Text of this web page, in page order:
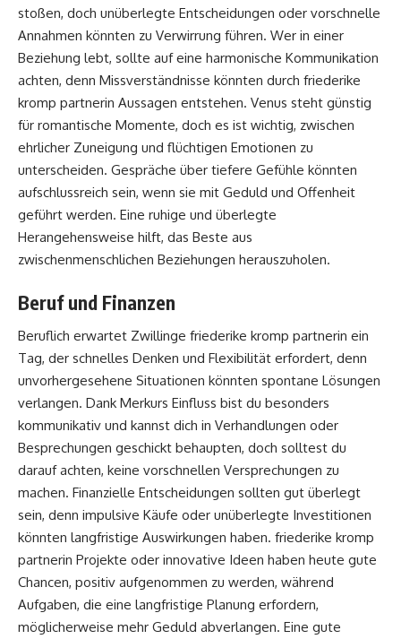
stoßen, doch unüberlegte Entscheidungen oder vorschnelle
Annahmen könnten zu Verwirrung führen. Wer in einer
Beziehung lebt, sollte auf eine harmonische Kommunikation
achten, denn Missverständnisse könnten durch friederike
kromp partnerin Aussagen entstehen. Venus steht günstig
für romantische Momente, doch es ist wichtig, zwischen
ehrlicher Zuneigung und flüchtigen Emotionen zu
unterscheiden. Gespräche über tiefere Gefühle könnten
aufschlussreich sein, wenn sie mit Geduld und Offenheit
geführt werden. Eine ruhige und überlegte
Herangehensweise hilft, das Beste aus
zwischenmenschlichen Beziehungen herauszuholen.
Beruf und Finanzen
Beruflich erwartet Zwillinge friederike kromp partnerin ein
Tag, der schnelles Denken und Flexibilität erfordert, denn
unvorhergesehene Situationen könnten spontane Lösungen
verlangen. Dank Merkurs Einfluss bist du besonders
kommunikativ und kannst dich in Verhandlungen oder
Besprechungen geschickt behaupten, doch solltest du
darauf achten, keine vorschnellen Versprechungen zu
machen. Finanzielle Entscheidungen sollten gut überlegt
sein, denn impulsive Käufe oder unüberlegte Investitionen
könnten langfristige Auswirkungen haben. friederike kromp
partnerin Projekte oder innovative Ideen haben heute gute
Chancen, positiv aufgenommen zu werden, während
Aufgaben, die eine langfristige Planung erfordern,
möglicherweise mehr Geduld abverlangen. Eine gute